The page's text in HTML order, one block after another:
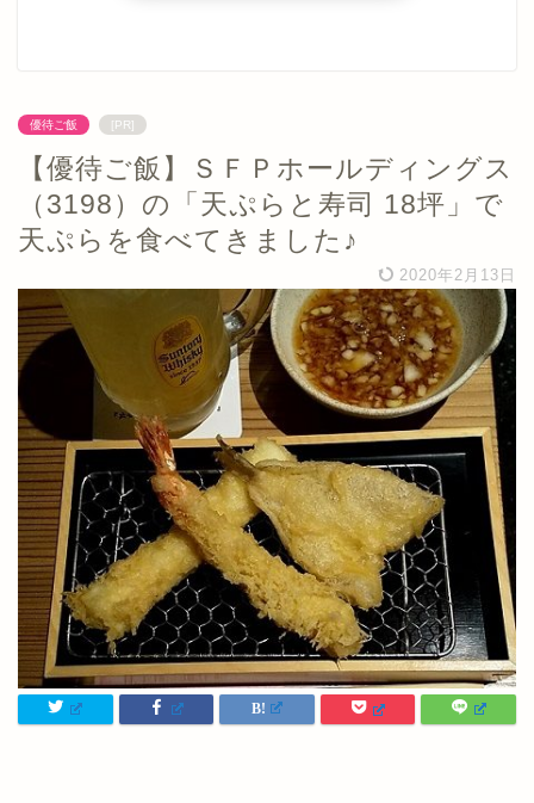
優待ご飯 [PR]
【優待ご飯】ＳＦＰホールディングス
（3198）の「天ぷらと寿司 18坪」で
天ぷらを食べてきました♪
2020年2月13日